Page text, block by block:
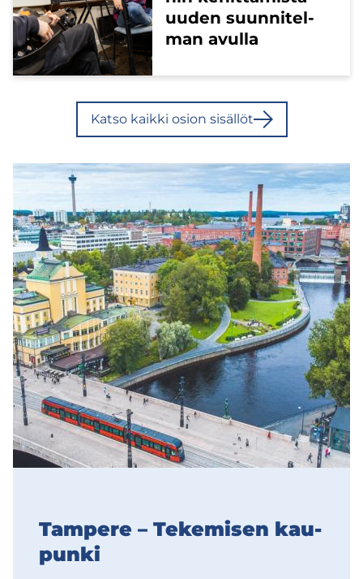
uuden suun­ni­tel­
man avul­la
Katso kaik­ki osion si­säl­löt
Tam­pe­re – Te­ke­mi­sen kau­
pun­ki